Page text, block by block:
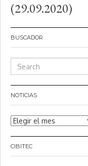
(29.09.2020)
BUSCADOR
NOTICIAS
Noticias
CIBITEC